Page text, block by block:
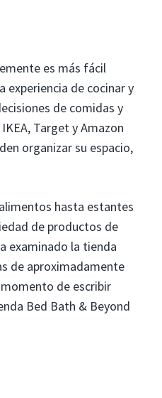
es más fácil
experiencia de cocinar y
de comidas y
Target y Amazon
organizar su espacio,
hasta estantes
de productos de
examinado la tienda
de aproximadamente
de escribir
Bed Bath & Beyond